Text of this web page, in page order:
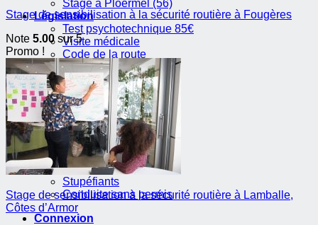
Stage à Ploërmel (56)
Législation
Test psychotechnique 85€
Visite médicale
Code de la route
Permis B
Permis probatoire
Consulter ses points
Simuler son alcoolémie
Infractions
Excès de vitesse
Alcoolémie au volant
Feu rouge
Téléphone au volant
Stupéfiants
Conduite sans permis
Connexion
Stage de sensibilisation à la sécurité routière à Fougères
Note 5.00sur 5
Promo !
Stage de sensibilisation à la sécurité routière à Lamballe,
Côtes d’Armor